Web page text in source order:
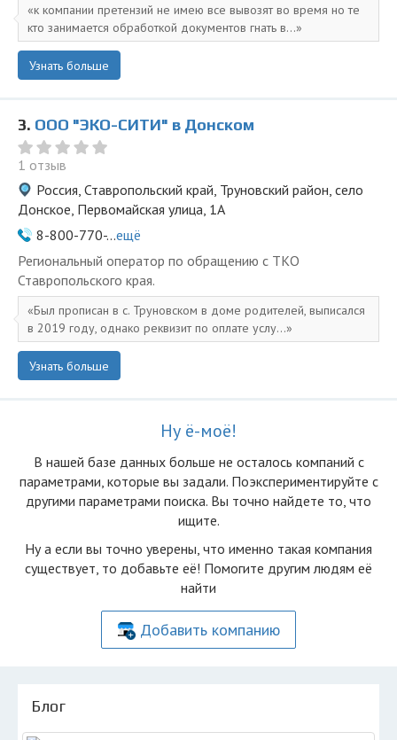
к компании претензий не имею все вывозят во время но те
кто занимается обработкой документов гнать в...
Узнать больше
3. ООО "ЭКО-СИТИ" в Донском
1 отзыв
Россия, Ставропольский край, Труновский район, село
Донское, Первомайская улица, 1А
8-800-770-...ещё
Региональный оператор по обращению с ТКО
Ставропольского края.
Был прописан в с. Труновском в доме родителей, выписался
в 2019 году, однако реквизит по оплате услу...
Узнать больше
Ну ё-моё!
В нашей базе данных больше не осталоcь компаний с
параметрами, которые вы задали. Поэкспериментируйте с
другими параметрами поиска. Вы точно найдете то, что
ищите.
Ну а если вы точно уверены, что именно такая компания
существует, то добавьте её! Помогите другим людям её
найти
Добавить компанию
Блог